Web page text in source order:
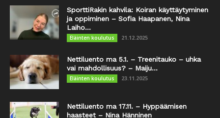
SporttiRakin kahvila: Koiran käyttäytyminen
ja oppiminen – Sofia Haapanen, Nina
Laiho...
Eläinten koulutus 21.12.2025
Nettiluento ma 5.1. – Treenitauko – uhka
vai mahdollisuus? – Maiju...
Eläinten koulutus 23.11.2025
Nettiluento ma 17.11. – Hyppäämisen
haasteet – Nina Hänninen